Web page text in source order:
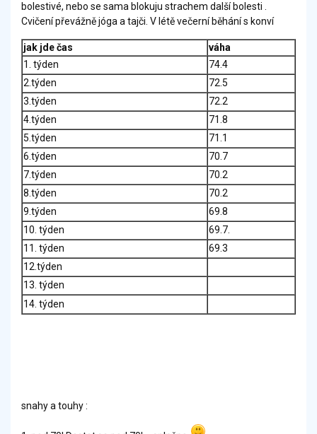
bolestivé, nebo se sama blokuju strachem další bolesti .
Cvičení převážně jóga a tajči. V létě večerní běhání s konví
jak jde čas
váha
1. týden
74.4
2.týden
72.5
3.týden
72.2
4.týden
71.8
5.týden
71.1
6.týden
70.7
7.týden
70.2
8.týden
70.2
9.týden
69.8
10. týden
69.7.
11. týden
69.3
12.týden
13. týden
14. týden
snahy a touhy :